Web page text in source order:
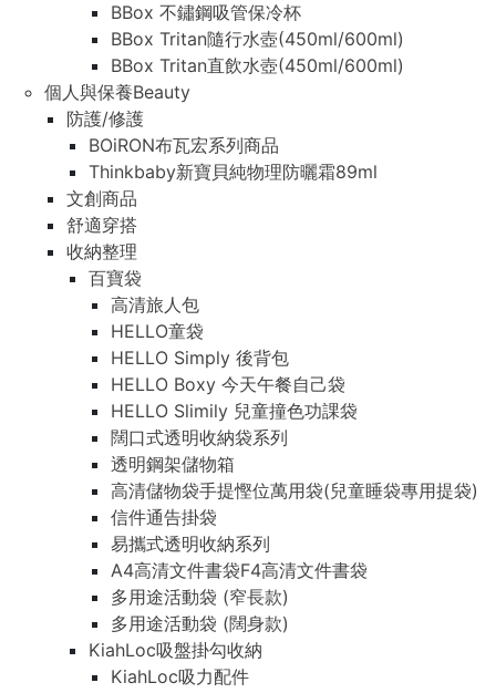
BBox 不鏽鋼吸管保冷杯
BBox Tritan隨行水壺(450ml/600ml)
BBox Tritan直飲水壺(450ml/600ml)
個人與保養Beauty
防護/修護
BOiRON布瓦宏系列商品
Thinkbaby新寶貝純物理防曬霜89ml
文創商品
舒適穿搭
收納整理
百寶袋
高清旅人包
HELLO童袋
HELLO Simply 後背包
HELLO Boxy 今天午餐自己袋
HELLO Slimily 兒童撞色功課袋
闊口式透明收納袋系列
透明鋼架儲物箱
高清儲物袋手提慳位萬用袋(兒童睡袋專用提袋)
信件通告掛袋
易攜式透明收納系列
A4高清文件書袋F4高清文件書袋
多用途活動袋 (窄長款)
多用途活動袋 (闊身款)
KiahLoc吸盤掛勾收納
KiahLoc吸力配件